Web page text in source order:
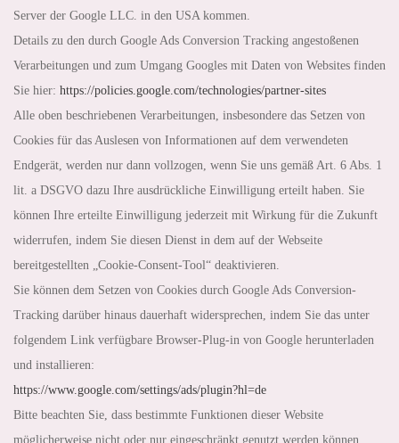
Server der Google LLC. in den USA kommen.
Details zu den durch Google Ads Conversion Tracking angestoßenen
Verarbeitungen und zum Umgang Googles mit Daten von Websites finden
Sie hier: https://policies.google.com/technologies/partner-sites
Alle oben beschriebenen Verarbeitungen, insbesondere das Setzen von
Cookies für das Auslesen von Informationen auf dem verwendeten
Endgerät, werden nur dann vollzogen, wenn Sie uns gemäß Art. 6 Abs. 1
lit. a DSGVO dazu Ihre ausdrückliche Einwilligung erteilt haben. Sie
können Ihre erteilte Einwilligung jederzeit mit Wirkung für die Zukunft
widerrufen, indem Sie diesen Dienst in dem auf der Webseite
bereitgestellten „Cookie-Consent-Tool“ deaktivieren.
Sie können dem Setzen von Cookies durch Google Ads Conversion-
Tracking darüber hinaus dauerhaft widersprechen, indem Sie das unter
folgendem Link verfügbare Browser-Plug-in von Google herunterladen
und installieren:
https://www.google.com/settings/ads/plugin?hl=de
Bitte beachten Sie, dass bestimmte Funktionen dieser Website
möglicherweise nicht oder nur eingeschränkt genutzt werden können,